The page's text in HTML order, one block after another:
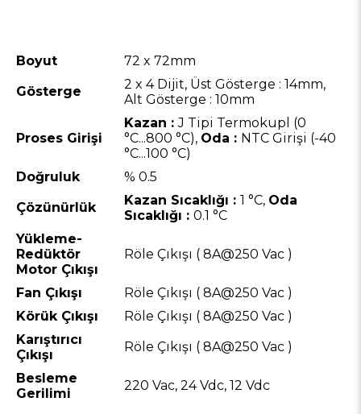
Boyut
72 x 72mm
Gösterge
2 x 4 Dijit, Üst Gösterge : 14mm,
Alt Gösterge : 10mm
Proses Girişi
Kazan :J Tipi Termokupl (0
°C...800 °C), Oda : NTC Girişi (-40
°C...100 °C)
Doğruluk
% 0.5
Çözünürlük
Kazan Sıcaklığı : 1 °C, Oda
Sıcaklığı : 0.1 °C
Yükleme-
Redüktör
Motor Çıkışı
Röle Çıkışı ( 8A@250 Vac )
Fan Çıkışı
Röle Çıkışı ( 8A@250 Vac )
Körük Çıkışı
Röle Çıkışı ( 8A@250 Vac )
Karıştırıcı
Çıkışı
Röle Çıkışı ( 8A@250 Vac )
Besleme
Gerilimi
220 Vac, 24 Vdc, 12 Vdc